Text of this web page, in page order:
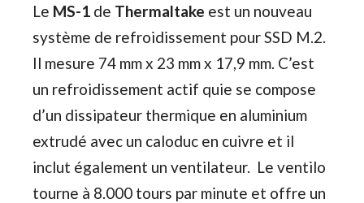
Le MS-1 de Thermaltake est un nouveau
système de refroidissement pour SSD M.2.
Il mesure 74 mm x 23 mm x 17,9 mm. C’est
un refroidissement actif quie se compose
d’un dissipateur thermique en aluminium
extrudé avec un caloduc en cuivre et il
inclut également un ventilateur. Le ventilo
tourne à 8.000 tours par minute et offre un